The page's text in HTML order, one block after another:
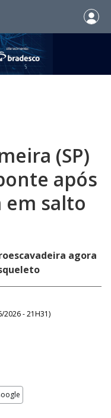
(SP)
após
salto
agora
2026 - 21H31)